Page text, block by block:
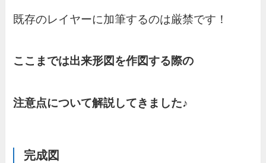
既存のレイヤーに加筆するのは厳禁です！
ここまでは出来形図を作図する際の
注意点について解説してきました♪
完成図